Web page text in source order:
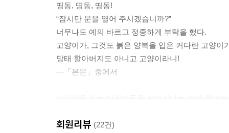
띵동, 띵동, 띵동!
“잠시만 문을 열어 주시겠습니까?”
너무나도 예의 바르고 정중하게 부탁을 했다.
고양이가, 그것도 붉은 양복을 입은 커다란 고양이
망태 할아버지도 아니고 고양이라니!
---「본문」중에서
거짓말을 하는 어린이들을 잡아간다는 망태 할아
남기고 떠납니다. 올치 씨가 주고 간 코인은 민
회원리뷰 (22건)